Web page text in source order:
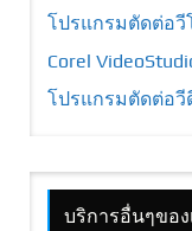
โปรแกรมตัดต่อวี
Corel
โปรแกรมตัดต่อวี
บริการอื่นๆของ